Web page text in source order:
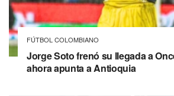
FÚTBOL COLOMBIANO
Jorge Soto frenó su llegada a
ahora apunta a Antioquia